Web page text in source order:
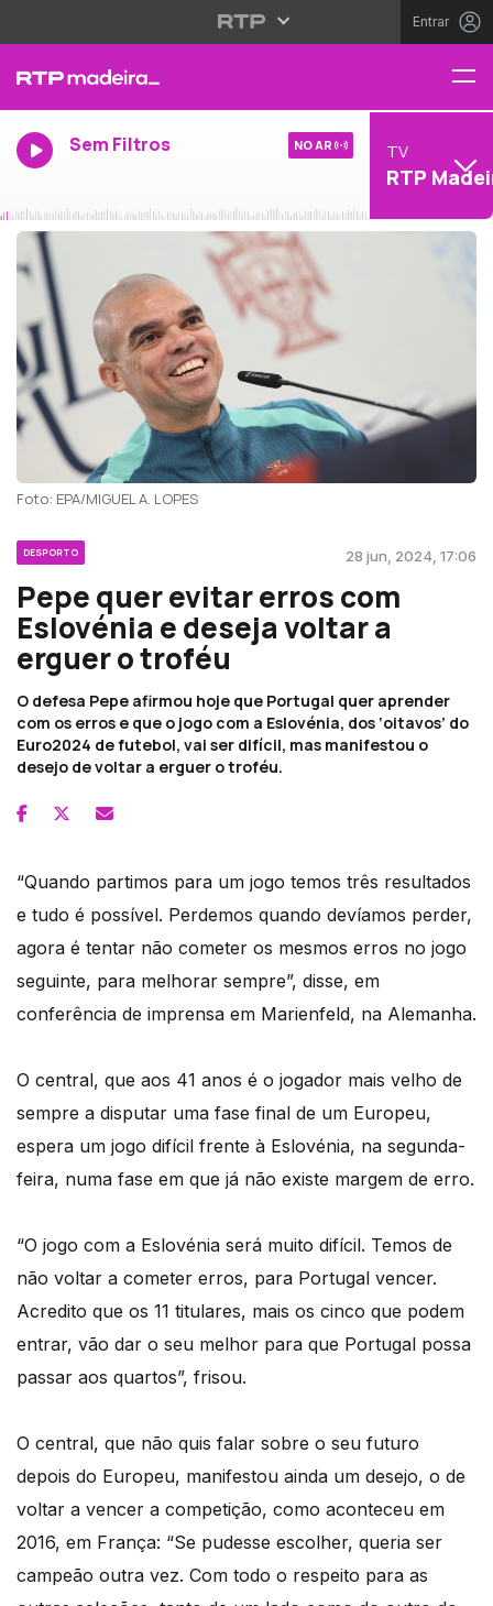
Entrar
Sem Filtros NO AR TV
RTP
Foto: EPA/MIGUEL A. LOPES
DESPORTO 28 jun, 2024, 17:06
Pepe quer evitar erros com
Eslovénia e deseja voltar a
erguer o troféu
O defesa Pepe afirmou hoje que Portugal quer aprender
com os erros e que o jogo com a Eslovénia, dos ‘oitavos’ do
Euro2024 de futebol, vai ser difícil, mas manifestou o
desejo de voltar a erguer o troféu.
“Quando partimos para um jogo temos três resultados
e tudo é possível. Perdemos quando devíamos perder,
agora é tentar não cometer os mesmos erros no jogo
seguinte, para melhorar sempre”, disse, em
conferência de imprensa em Marienfeld, na Alemanha.
O central, que aos 41 anos é o jogador mais velho de
sempre a disputar uma fase final de um Europeu,
espera um jogo difícil frente à Eslovénia, na segunda-
feira, numa fase em que já não existe margem de erro.
“O jogo com a Eslovénia será muito difícil. Temos de
não voltar a cometer erros, para Portugal vencer.
Acredito que os 11 titulares, mais os cinco que podem
entrar, vão dar o seu melhor para que Portugal possa
passar aos quartos”, frisou.
O central, que não quis falar sobre o seu futuro
depois do Europeu, manifestou ainda um desejo, o de
voltar a vencer a competição, como aconteceu em
2016, em França: “Se pudesse escolher, queria ser
campeão outra vez. Com todo o respeito para as